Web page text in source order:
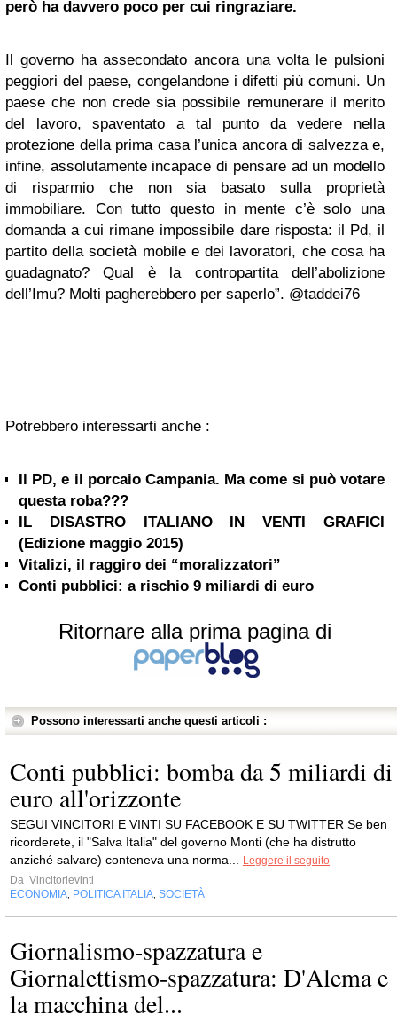
però ha davvero poco per cui ringraziare.
Il governo ha assecondato ancora una volta le pulsioni
peggiori del paese, congelandone i difetti più comuni. Un
paese che non crede sia possibile remunerare il merito
del lavoro, spaventato a tal punto da vedere nella
protezione della prima casa l’unica ancora di salvezza e,
infine, assolutamente incapace di pensare ad un modello
di risparmio che non sia basato sulla proprietà
immobiliare. Con tutto questo in mente c’è solo una
domanda a cui rimane impossibile dare risposta: il Pd, il
partito della società mobile e dei lavoratori, che cosa ha
guadagnato? Qual è la contropartita dell’abolizione
dell’Imu? Molti pagherebbero per saperlo”. @taddei76
Potrebbero interessarti anche :
Il PD, e il porcaio Campania. Ma come si può votare
questa roba???
IL DISASTRO ITALIANO IN VENTI GRAFICI
(Edizione maggio 2015)
Vitalizi, il raggiro dei “moralizzatori”
Conti pubblici: a rischio 9 miliardi di euro
Ritornare alla prima pagina di
Possono interessarti anche questi articoli :
Conti pubblici: bomba da 5 miliardi di
euro all'orizzonte
SEGUI VINCITORI E VINTI SU FACEBOOK E SU TWITTER Se ben
ricorderete, il "Salva Italia" del governo Monti (che ha distrutto
anziché salvare) conteneva una norma...
Leggere il seguito
Da Vincitorievinti
ECONOMIA POLITICA ITALIA SOCIETÀ
Giornalismo-spazzatura e
Giornalettismo-spazzatura: D'Alema e
la macchina del...